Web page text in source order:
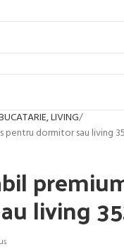
LIVING
pentru dormitor sau living
living